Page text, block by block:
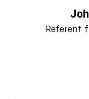
Referent